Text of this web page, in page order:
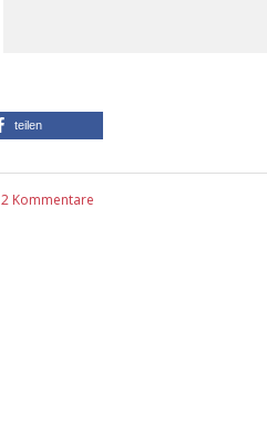
teilen
2 Kommentare